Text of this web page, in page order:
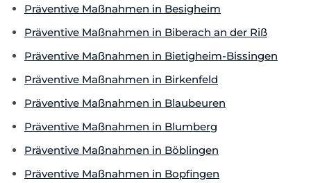
Präventive Maßnahmen in Besigheim
Präventive Maßnahmen in Biberach an der Riß
Präventive Maßnahmen in Bietigheim-Bissingen
Präventive Maßnahmen in Birkenfeld
Präventive Maßnahmen in Blaubeuren
Präventive Maßnahmen in Blumberg
Präventive Maßnahmen in Böblingen
Präventive Maßnahmen in Bopfingen